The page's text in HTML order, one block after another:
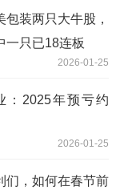
装两只大牛股，
一只已18连板
2026-01-25
：2025年预亏约
2026-01-25
们，如何在春节前